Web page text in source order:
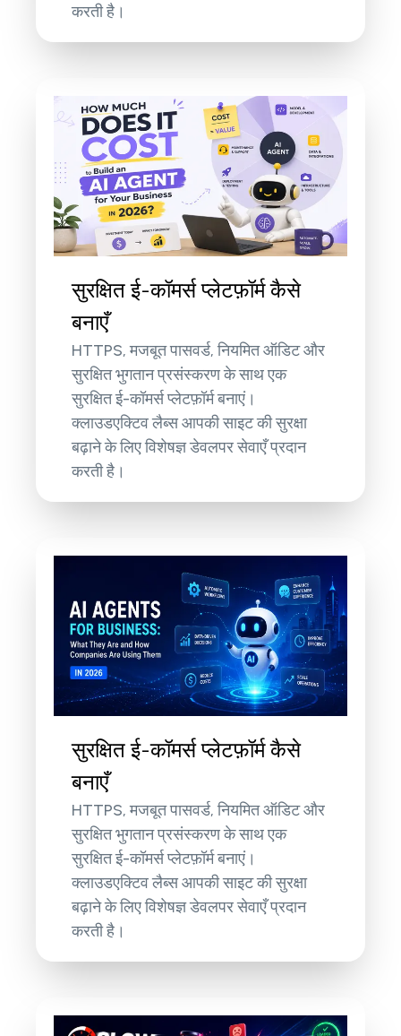
करती है।
सुरक्षित ई-कॉमर्स प्लेटफ़ॉर्म कैसे
बनाएँ
HTTPS, मजबूत पासवर्ड, नियमित ऑडिट और
सुरक्षित भुगतान प्रसंस्करण के साथ एक
सुरक्षित ई-कॉमर्स प्लेटफ़ॉर्म बनाएं।
क्लाउडएक्टिव लैब्स आपकी साइट की सुरक्षा
बढ़ाने के लिए विशेषज्ञ डेवलपर सेवाएँ प्रदान
करती है।
सुरक्षित ई-कॉमर्स प्लेटफ़ॉर्म कैसे
बनाएँ
HTTPS, मजबूत पासवर्ड, नियमित ऑडिट और
सुरक्षित भुगतान प्रसंस्करण के साथ एक
सुरक्षित ई-कॉमर्स प्लेटफ़ॉर्म बनाएं।
क्लाउडएक्टिव लैब्स आपकी साइट की सुरक्षा
बढ़ाने के लिए विशेषज्ञ डेवलपर सेवाएँ प्रदान
करती है।